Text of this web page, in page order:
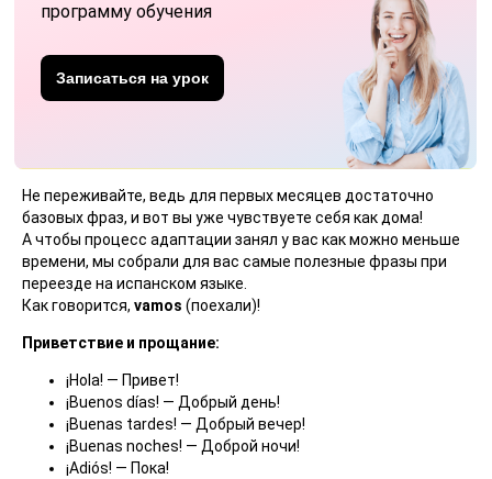
программу обучения
Записаться на урок
Не переживайте, ведь для первых месяцев достаточно
базовых фраз, и вот вы уже чувствуете себя как дома!
А чтобы процесс адаптации занял у вас как можно меньше
времени, мы собрали для вас самые полезные фразы при
переезде на испанском языке.
Как говорится, vamos (поехали)!
Приветствие и прощание:
¡Hola! — Привет!
¡Buenos días! — Добрый день!
¡Buenas tardes! — Добрый вечер!
¡Buenas noches! — Доброй ночи!
¡Adiós! — Пока!